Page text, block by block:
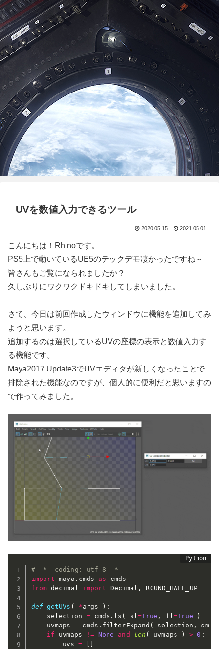
UVを数値入力できるツール
2020.05.15 2021.05.01
こんにちは！Rhinoです。
PS5上で動いているUE5のテックデモ凄かったですね～
皆さんもご覧になられましたか？
久しぶりにワクワクドキドキしてしまいました。
さて、今日は前回作成したウィンドウに機能を追加してみ
ようと思います。
追加するのは選択しているUVの座標の表示と数値入力す
る機能です。
Maya2017 Update3でUVエディタが新しくなったことで
排除された機能なのですが、個人的に便利だと思いますの
で作ってみました。
# -*- coding: utf-8 -*-
import maya . cmds as
from decimal import Decimal , ROUND_HALF_UP
def getUVs ( *args ) :
	selection
= cmds . ls ( sl=True , fl=True
)
	uvmaps
= cmds . filterExpand ( selection , sm=
if uvmaps != None and len ( uvmaps ) > 0 :
		uvs
=